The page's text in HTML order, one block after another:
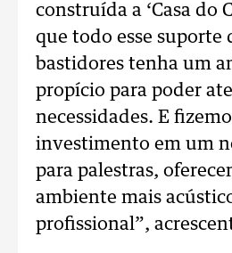
construída a ‘Casa do
que todo esse suporte
bastidores tenha um
propício para poder
necessidades. E
investimento em um
para palestras,
ambiente mais
profissional”,